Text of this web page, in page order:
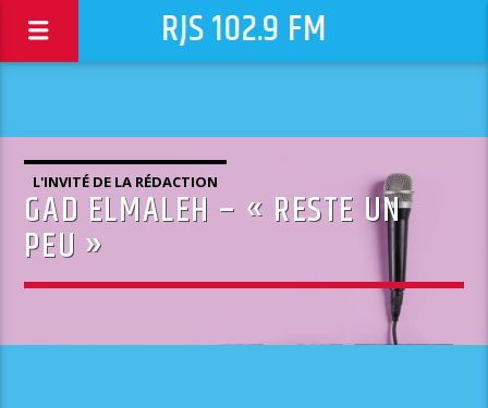
RJS 102.9 FM
L'INVITÉ DE LA RÉDACTION
GAD ELMALEH – « RESTE UN
PEU »